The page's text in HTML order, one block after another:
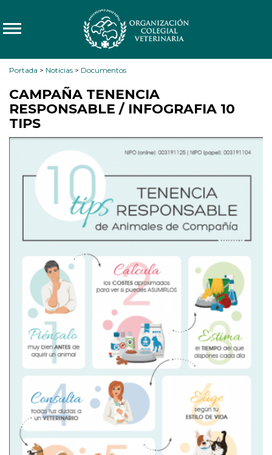
Portada > Noticias > Documentos
CAMPAÑA TENENCIA
RESPONSABLE / INFOGRAFIA 10
TIPS